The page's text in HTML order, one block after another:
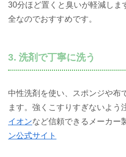
30分ほど置くと臭いが軽減しま
全なのでおすすめです。
3. 洗剤で丁寧に洗う
中性洗剤を使い、スポンジや布
ます。強くこすりすぎないよう
イオンなど信頼できるメーカー
ン公式サイト